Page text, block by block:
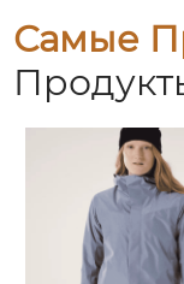
Самые